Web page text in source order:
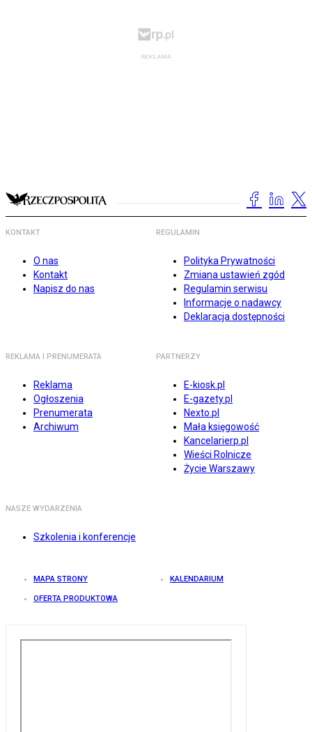
KONTAKT
O nas
Kontakt
Napisz do nas
REGULAMIN
Polityka Prywatności
Zmiana ustawień zgód
Regulamin serwisu
Informacje o nadawcy
Deklaracja dostępności
REKLAMA I PRENUMERATA
Reklama
Ogłoszenia
Prenumerata
Archiwum
PARTNERZY
E-kiosk.pl
E-gazety.pl
Nexto.pl
Mała księgowość
Kancelarierp.pl
Wieści Rolnicze
Życie Warszawy
NASZE WYDARZENIA
Szkolenia i konferencje
MAPA STRONY KALENDARIUM
OFERTA PRODUKTOWA